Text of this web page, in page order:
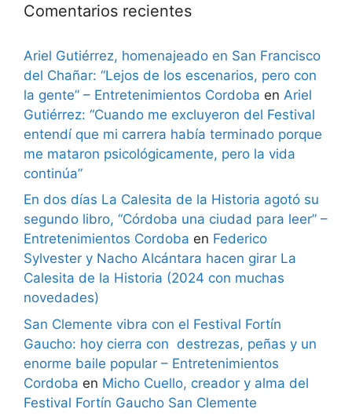
Comentarios recientes
Ariel Gutiérrez, homenajeado en San Francisco
del Chañar: “Lejos de los escenarios, pero con
la gente” – Entretenimientos Cordoba en Ariel
Gutiérrez: “Cuando me excluyeron del Festival
entendí que mi carrera había terminado porque
me mataron psicológicamente, pero la vida
continúa”
En dos días La Calesita de la Historia agotó su
segundo libro, “Córdoba una ciudad para leer” –
Entretenimientos Cordoba en Federico
Sylvester y Nacho Alcántara hacen girar La
Calesita de la Historia (2024 con muchas
novedades)
San Clemente vibra con el Festival Fortín
Gaucho: hoy cierra con destrezas, peñas y un
enorme baile popular – Entretenimientos
Cordoba en Micho Cuello, creador y alma del
Festival Fortín Gaucho San Clemente